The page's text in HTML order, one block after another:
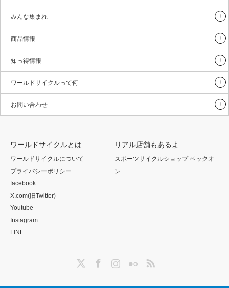
みんな集まれ
商品情報
知っ得情報
ワールドサイクルって何
お問い合わせ
ワールドサイクルとは
ワールドサイクルについて
プライバシーポリシー
facebook
X.com(旧Twitter)
Youtube
Instagram
LINE
リアル店舗もあるよ
スポーツサイクルショップ ベックオ
ン
InstagramFlickr RSS